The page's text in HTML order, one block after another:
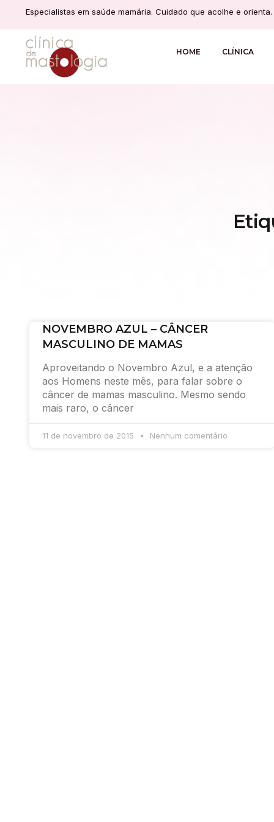
Especialistas em saúde mamária. Cuidado que acolhe e orienta.
HOME CLÍNICA
NOVEMBRO AZUL – CÂNCER
MASCULINO DE MAMAS
Aproveitando o Novembro Azul, e a atenção
aos Homens neste mês, para falar sobre o
câncer de mamas masculino. Mesmo sendo
mais raro, o câncer
11 de novembro de 2015 Nenhum comentário